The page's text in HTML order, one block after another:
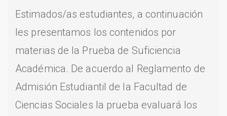
Estimados/as estudiantes, a continuación
les presentamos los contenidos por
materias de la Prueba de Suficiencia
Académica. De acuerdo al Reglamento de
Admisión Estudiantil de la Facultad de
Ciencias Sociales la prueba evaluará los